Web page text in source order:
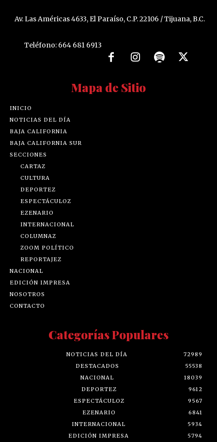
Av. Las Américas 4633, El Paraíso, C.P. 22106 / Tijuana, B.C.
Teléfono: 664 681 6913
Mapa de Sitio
INICIO
NOTICIAS DEL DÍA
BAJA CALIFORNIA
BAJA CALIFORNIA SUR
SECCIONES
CARTAZ
CULTURA
DEPORTEZ
ESPECTÁCULOZ
EZENARIO
INTERNACIONAL
COLUMNAZ
ZOOM POLÍTICO
REPORTAJEZ
NACIONAL
EDICIÓN IMPRESA
NOSOTROS
CONTACTO
Categorías Populares
NOTICIAS DEL DÍA
72989
DESTACADOS
55538
NACIONAL
18039
DEPORTEZ
9612
ESPECTÁCULOZ
9567
EZENARIO
6841
INTERNACIONAL
5934
EDICIÓN IMPRESA
5794